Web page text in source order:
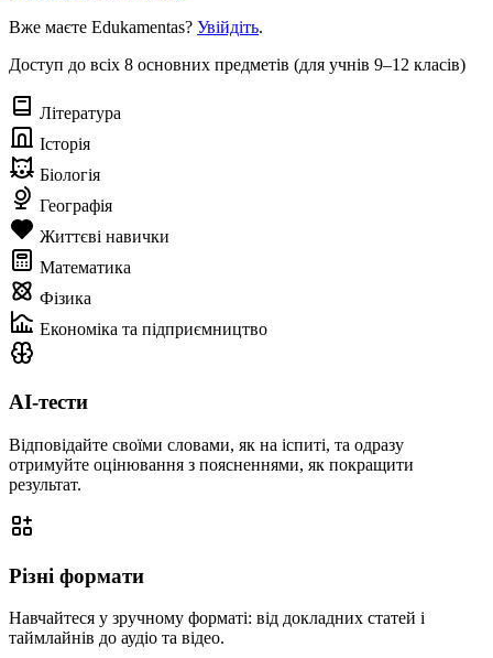
Вже маєте Edukamentas? Увійдіть.
Доступ до всіх 8 основних предметів (для учнів 9–12 класів)
Література
Історія
Біологія
Географія
Життєві навички
Математика
Фізика
Економіка та підприємництво
AI-тести
Відповідайте своїми словами, як на іспиті, та одразу
отримуйте оцінювання з поясненнями, як покращити
результат.
Різні формати
Навчайтеся у зручному форматі: від докладних статей і
таймлайнів до аудіо та відео.